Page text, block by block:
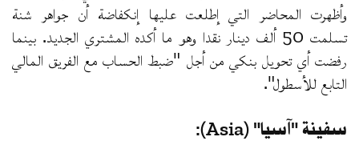
وأظهرت المحاضر التي إطلعت عليها إنكفاضة أن جواهر شنة
تسلمت 50 ألف دينار نقدا وهو ما أكده المشتري الجديد. بينما
رفضت أي تحويل بنكي من أجل "ضبط الحساب مع الفريق المالي
التابع للأسطول".
سفينة "آسيا" (Asia):